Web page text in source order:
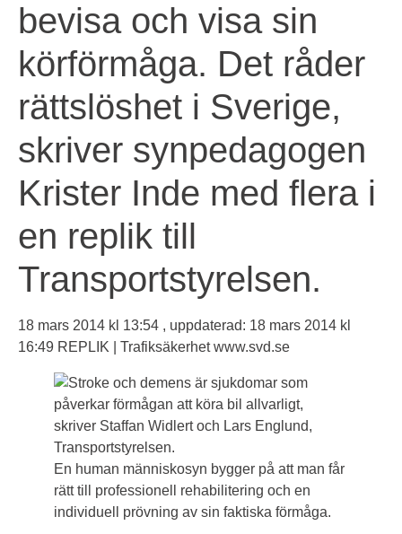
bevisa och visa sin
körförmåga. Det råder
rättslöshet i Sverige,
skriver synpedagogen
Krister Inde med flera i
en replik till
Transportstyrelsen.
18 mars 2014 kl 13:54 , uppdaterad: 18 mars 2014 kl
16:49 REPLIK | Trafiksäkerhet www.svd.se
En human människosyn bygger på att man får
rätt till professionell rehabilitering och en
individuell prövning av sin faktiska förmåga.